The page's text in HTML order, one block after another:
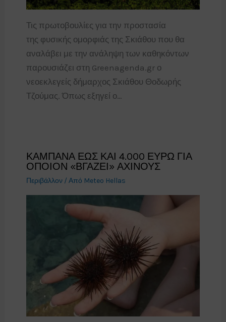
Τις πρωτοβουλίες για την προστασία
της φυσικής ομορφιάς της Σκιάθου που θα
αναλάβει με την ανάληψη των καθηκόντων
παρουσιάζει στη Greenagenda.gr ο
νεοεκλεγείς δήμαρχος Σκιάθου Θοδωρής
Τζούμας. Όπως εξηγεί ο…
ΚΑΜΠΑΝΑ ΕΩΣ ΚΑΙ 4.000 ΕΥΡΩ ΓΙΑ
ΟΠΟΙΟΝ «ΒΓΑΖΕΙ» ΑΧΙΝΟΥΣ
Περιβάλλον/ Από Meteo Hellas